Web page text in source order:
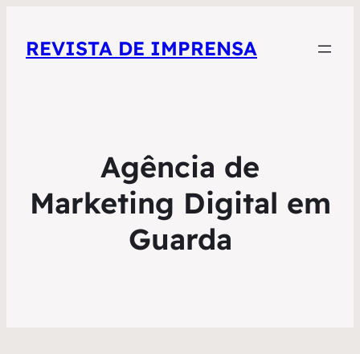
REVISTA DE IMPRENSA
Agência de
Marketing Digital em
Guarda